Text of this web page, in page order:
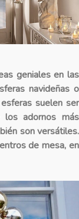
geniales en las
navideñas o
suelen ser
adornos más
son versátiles.
de mesa, en